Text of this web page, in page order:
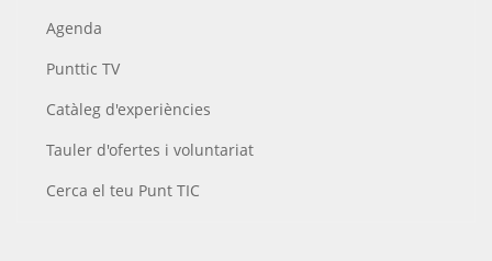
Agenda
Punttic TV
Catàleg d'experiències
Tauler d'ofertes i voluntariat
Cerca el teu Punt TIC